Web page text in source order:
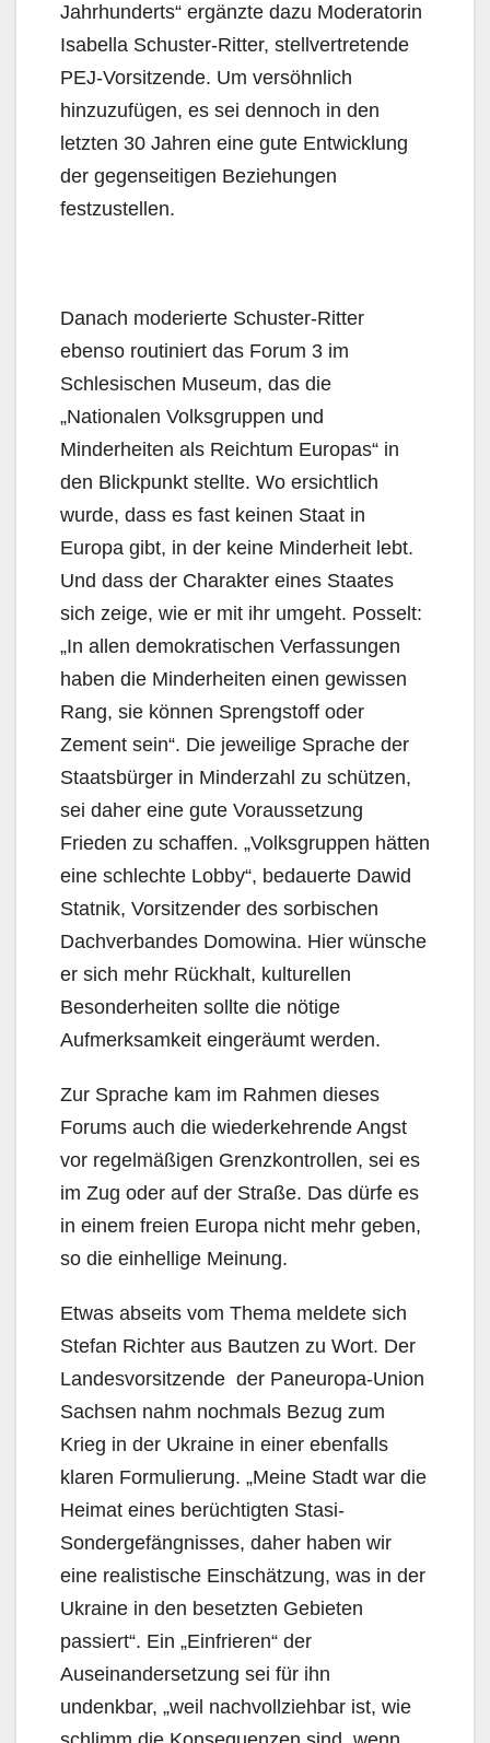
Jahrhunderts“ ergänzte dazu Moderatorin
Isabella Schuster-Ritter, stellvertretende
PEJ-Vorsitzende. Um versöhnlich
hinzuzufügen, es sei dennoch in den
letzten 30 Jahren eine gute Entwicklung
der gegenseitigen Beziehungen
festzustellen.
Danach moderierte Schuster-Ritter
ebenso routiniert das Forum 3 im
Schlesischen Museum, das die
„Nationalen Volksgruppen und
Minderheiten als Reichtum Europas“ in
den Blickpunkt stellte. Wo ersichtlich
wurde, dass es fast keinen Staat in
Europa gibt, in der keine Minderheit lebt.
Und dass der Charakter eines Staates
sich zeige, wie er mit ihr umgeht. Posselt:
„In allen demokratischen Verfassungen
haben die Minderheiten einen gewissen
Rang, sie können Sprengstoff oder
Zement sein“. Die jeweilige Sprache der
Staatsbürger in Minderzahl zu schützen,
sei daher eine gute Voraussetzung
Frieden zu schaffen. „Volksgruppen hätten
eine schlechte Lobby“, bedauerte Dawid
Statnik, Vorsitzender des sorbischen
Dachverbandes Domowina. Hier wünsche
er sich mehr Rückhalt, kulturellen
Besonderheiten sollte die nötige
Aufmerksamkeit eingeräumt werden.
Zur Sprache kam im Rahmen dieses
Forums auch die wiederkehrende Angst
vor regelmäßigen Grenzkontrollen, sei es
im Zug oder auf der Straße. Das dürfe es
in einem freien Europa nicht mehr geben,
so die einhellige Meinung.
Etwas abseits vom Thema meldete sich
Stefan Richter aus Bautzen zu Wort. Der
Landesvorsitzende der Paneuropa-Union
Sachsen nahm nochmals Bezug zum
Krieg in der Ukraine in einer ebenfalls
klaren Formulierung. „Meine Stadt war die
Heimat eines berüchtigten Stasi-
Sondergefängnisses, daher haben wir
eine realistische Einschätzung, was in der
Ukraine in den besetzten Gebieten
passiert“. Ein „Einfrieren“ der
Auseinandersetzung sei für ihn
undenkbar, „weil nachvollziehbar ist, wie